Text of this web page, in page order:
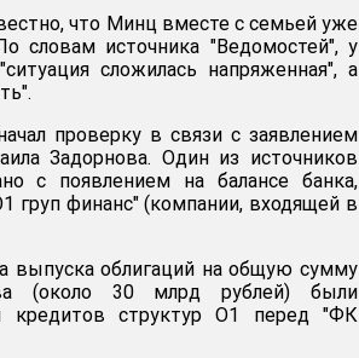
что Минц вместе с семьей уже
словам источника "Ведомостей", у
сложилась напряженная", а
проверку в связи с заявлением
Задорнова. Один из источников
с появлением на балансе банка,
груп финанс" (компании, входящей в
выпуска облигаций на общую сумму
(около 30 млрд рублей) были
кредитов структур O1 перед "ФК